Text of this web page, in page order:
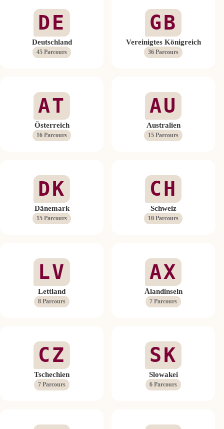
DE
Deutschland
45 Parcours
GB
Vereinigtes Königreich
36 Parcours
AT
Österreich
16 Parcours
AU
Australien
15 Parcours
DK
Dänemark
15 Parcours
CH
Schweiz
10 Parcours
LV
Lettland
8 Parcours
AX
Ålandinseln
7 Parcours
CZ
Tschechien
7 Parcours
SK
Slowakei
6 Parcours